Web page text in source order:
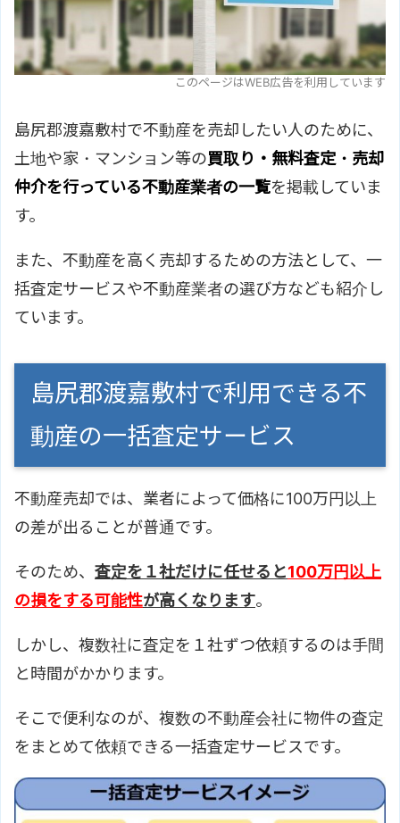
このページはWEB広告を利用しています
島尻郡渡嘉敷村で不動産を売却したい人のために、
土地や家・マンション等の買取り・無料査定・売却
仲介を行っている不動産業者の一覧を掲載していま
す。
また、不動産を高く売却するための方法として、一
括査定サービスや不動産業者の選び方なども紹介し
ています。
島尻郡渡嘉敷村で利用できる不
動産の一括査定サービス
不動産売却では、業者によって価格に100万円以上
の差が出ることが普通です。
そのため、 査定を１社だけに任せると100万円以上
の損をする可能性が高くなります。
しかし、複数社に査定を１社ずつ依頼するのは手間
と時間がかかります。
そこで便利なのが、複数の不動産会社に物件の査定
をまとめて依頼できる一括査定サービスです。